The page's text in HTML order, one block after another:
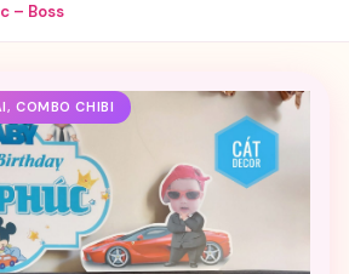
– Boss
COMBO CHIBI